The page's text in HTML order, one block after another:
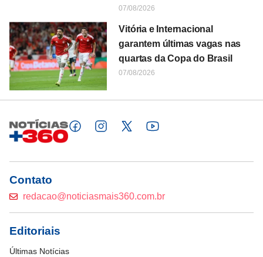
07/08/2026
Vitória e Internacional
garantem últimas vagas nas
quartas da Copa do Brasil
07/08/2026
Contato
redacao@noticiasmais360.com.br
Editoriais
Últimas Notícias